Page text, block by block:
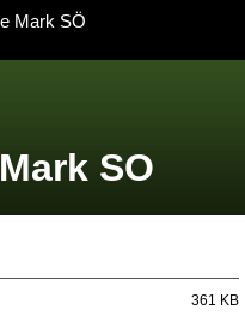
SO
Mark SÖ
361 KB